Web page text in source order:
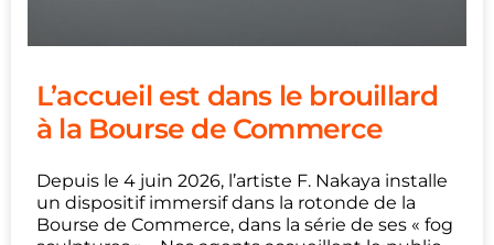
L’accueil est dans le brouillard
à la Bourse de Commerce
Depuis le 4 juin 2026, l’artiste F. Nakaya installe
un dispositif immersif dans la rotonde de la
Bourse de Commerce, dans la série de ses « fog